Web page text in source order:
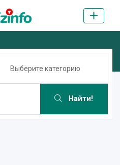
Выберите категорию
Найти!